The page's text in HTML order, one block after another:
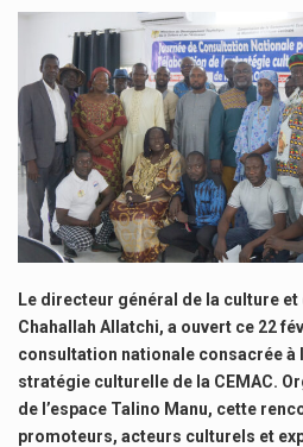
Le directeur général de la culture
Chahallah Allatchi, a ouvert ce 22
consultation nationale consacrée à
stratégie culturelle de la CEMAC.
de l’espace Talino Manu, cette
promoteurs, acteurs culturels et